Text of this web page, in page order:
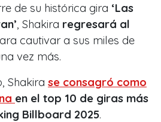
de su histórica gira ‘Las
, Shakira regresará al
cautivar a sus miles de
vez más.
Shakira se consagró como
en el top 10 de giras más
Billboard 2025.